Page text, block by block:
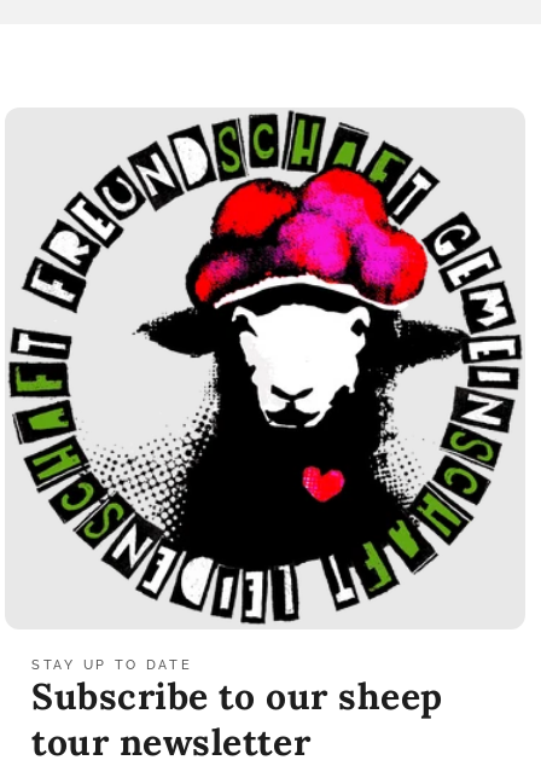
STAY UP TO DATE
Subscribe to our sheep
tour newsletter